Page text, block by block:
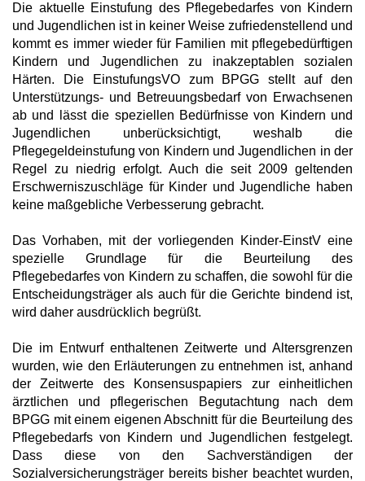
Die aktuelle Einstufung des Pflegebedarfes von Kindern
und Jugendlichen ist in keiner Weise zufriedenstellend und
kommt es immer wieder für Familien mit pflegebedürftigen
Kindern und Jugendlichen zu inakzeptablen sozialen
Härten. Die EinstufungsVO zum BPGG stellt auf den
Unterstützungs- und Betreuungsbedarf von Erwachsenen
ab und lässt die speziellen Bedürfnisse von Kindern und
Jugendlichen unberücksichtigt, weshalb die
Pflegegeldeinstufung von Kindern und Jugendlichen in der
Regel zu niedrig erfolgt. Auch die seit 2009 geltenden
Erschwerniszuschläge für Kinder und Jugendliche haben
keine maßgebliche Verbesserung gebracht.
Das Vorhaben, mit der vorliegenden Kinder-EinstV eine
spezielle Grundlage für die Beurteilung des
Pflegebedarfes von Kindern zu schaffen, die sowohl für die
Entscheidungsträger als auch für die Gerichte bindend ist,
wird daher ausdrücklich begrüßt.
Die im Entwurf enthaltenen Zeitwerte und Altersgrenzen
wurden, wie den Erläuterungen zu entnehmen ist, anhand
der Zeitwerte des Konsensuspapiers zur einheitlichen
ärztlichen und pflegerischen Begutachtung nach dem
BPGG mit einem eigenen Abschnitt für die Beurteilung des
Pflegebedarfs von Kindern und Jugendlichen festgelegt.
Dass diese von den Sachverständigen der
Sozialversicherungsträger bereits bisher beachtet wurden,